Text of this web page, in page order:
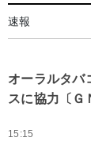
速報
オーラルタバ
スに協力〔Ｇ
15:15